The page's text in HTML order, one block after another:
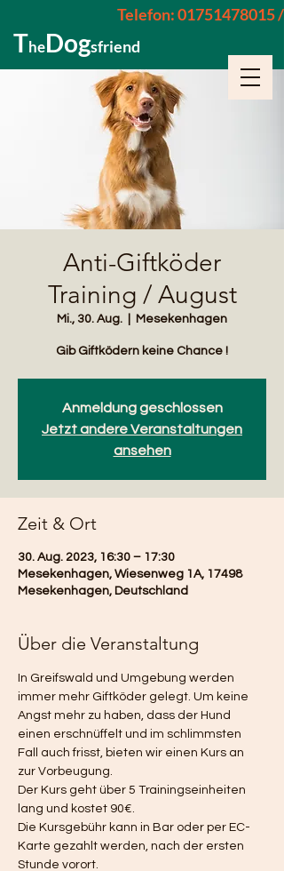
TheDogsfriend
Telefon: 01751478015 /
Anti-Giftköder
Training / August
Mi., 30. Aug. Mesekenhagen
Gib Giftködern keine Chance !
Anmeldung geschlossen
Jetzt andere Veranstaltungen
ansehen
Zeit & Ort
30. Aug. 2023, 16:30 – 17:30
Mesekenhagen, Wiesenweg 1A, 17498
Mesekenhagen, Deutschland
Über die Veranstaltung
In Greifswald und Umgebung werden
immer mehr Giftköder gelegt. Um keine
Angst mehr zu haben, dass der Hund
einen erschnüffelt und im schlimmsten
Fall auch frisst, bieten wir einen Kurs an
zur Vorbeugung.
Der Kurs geht über 5 Trainingseinheiten
lang und kostet 90€.
Die Kursgebühr kann in Bar oder per EC-
Karte gezahlt werden, nach der ersten
Stunde vorort.